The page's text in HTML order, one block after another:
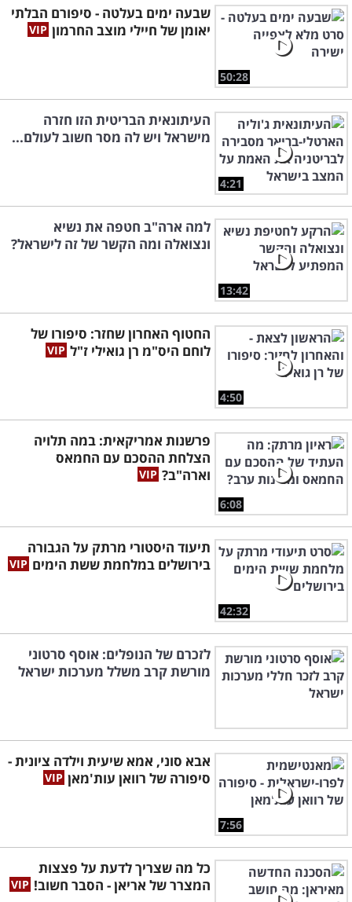
50:28
שבעה ימים בעלטה - סיפורם הבלתי
יאומן של חיילי מוצב החרמון
4:21
העיתונאית הבריטית הזו חזרה
מישראל ויש לה מסר חשוב לעולם...
13:42
למה ארה"ב חטפה את נשיא
ונצואלה ומה הקשר של זה לישראל?
4:50
החטוף האחרון שחזר: סיפורו של
לוחם היס"מ רן גואילי ז"ל
6:08
פרשנות אמריקאית: במה תלויה
הצלחת ההסכם עם החמאס
וארה"ב?
42:32
תיעוד היסטורי מרתק על הגבורה
בירושלים במלחמת ששת הימים
לזכרם של הנופלים: אוסף סרטוני
מורשת קרב משלל מערכות ישראל
7:56
אבא סוני, אמא שיעית וילדה ציונית -
סיפורה של רוואן עות'מאן
כל מה שצריך לדעת על פצצות
המצרר של אריאן - הסבר חשוב!